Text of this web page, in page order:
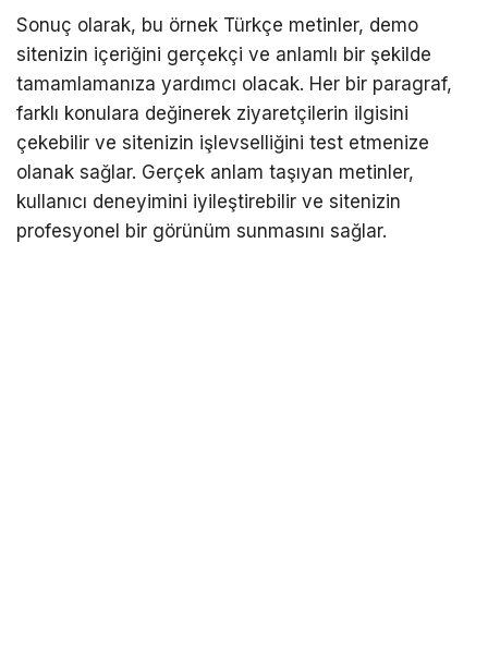
Sonuç olarak, bu örnek Türkçe metinler, demo
sitenizin içeriğini gerçekçi ve anlamlı bir şekilde
tamamlamanıza yardımcı olacak. Her bir paragraf,
farklı konulara değinerek ziyaretçilerin ilgisini
çekebilir ve sitenizin işlevselliğini test etmenize
olanak sağlar. Gerçek anlam taşıyan metinler,
kullanıcı deneyimini iyileştirebilir ve sitenizin
profesyonel bir görünüm sunmasını sağlar.